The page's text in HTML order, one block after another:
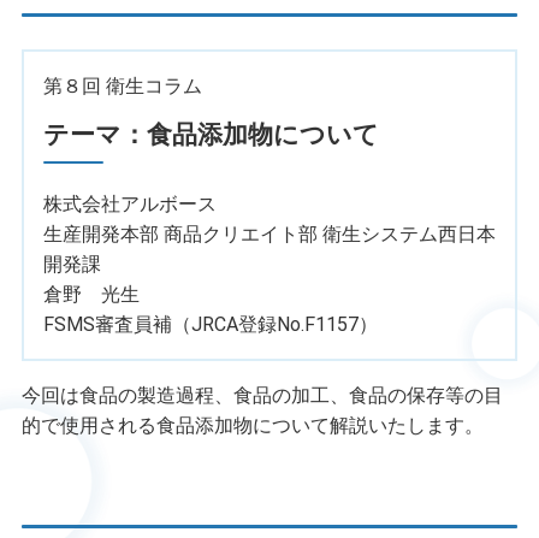
第８回 衛生コラム
テーマ：食品添加物について
株式会社アルボース
生産開発本部 商品クリエイト部 衛生システム西日本
開発課
倉野 光生
FSMS審査員補（JRCA登録No.F1157）
今回は食品の製造過程、食品の加工、食品の保存等の目
的で使用される食品添加物について解説いたします。